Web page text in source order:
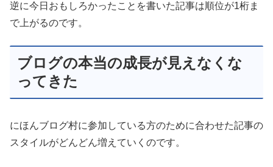
逆に今日おもしろかったことを書いた記事は順位が1桁ま
で上がるのです。
ブログの本当の成長が見えなくな
ってきた
にほんブログ村に参加している方のために合わせた記事の
スタイルがどんどん増えていくのです。